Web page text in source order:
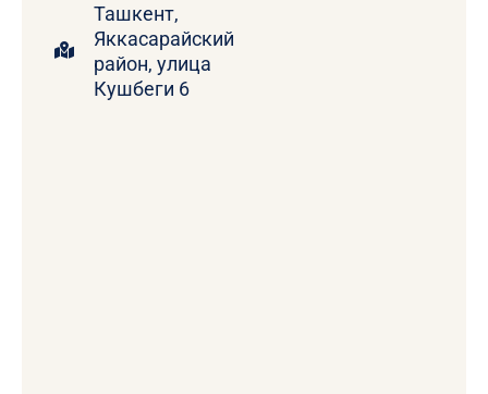
Ташкент,
Яккасарайский
район, улица
Кушбеги 6